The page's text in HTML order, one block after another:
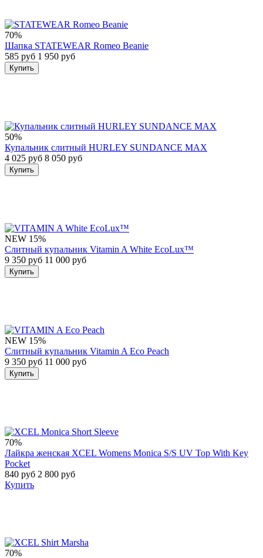
70%
Шапка STATEWEAR Romeo Beanie
585 руб 1 950 руб
Купить
50%
Купальник слитный HURLEY SUNDANCE MAX
4 025 руб 8 050 руб
Купить
NEW 15%
Слитный купальник Vitamin A White EcoLux™
9 350 руб 11 000 руб
Купить
NEW 15%
Слитный купальник Vitamin A Eco Peach
9 350 руб 11 000 руб
Купить
70%
Лайкра женская XCEL Womens Monica S/S UV Top With Key
Pocket
840 руб 2 800 руб
Купить
70%